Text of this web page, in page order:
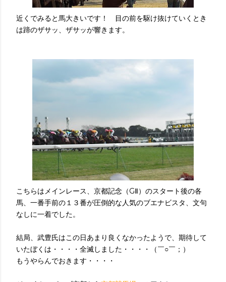
近くでみると馬大きいです！ 目の前を駆け抜けていくとき
は蹄のザサッ、ザサッが響きます。
こちらはメインレース、京都記念（GⅡ）のスタート後の各
馬、一番手前の１３番が圧倒的な人気のブエナビスタ、文句
なしに一着でした。
結局、武豊氏はこの日あまり良くなかったようで、期待して
いたぼくは・・・・全滅しました・・・・（￣○￣；）
もうやらんでおきます・・・・